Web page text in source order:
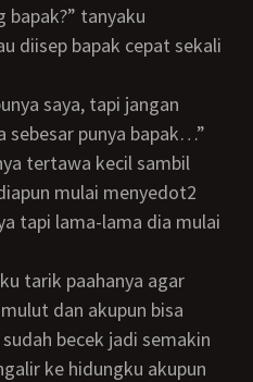
bapak?” tanyaku
diisep bapak cepat sekali
saya, tapi jangan
sebesar punya bapak…”
tertawa kecil sambil
mulai menyedot2
tapi lama-lama dia mulai
dan akupun bisa
becek jadi semakin
ke hidungku akupun